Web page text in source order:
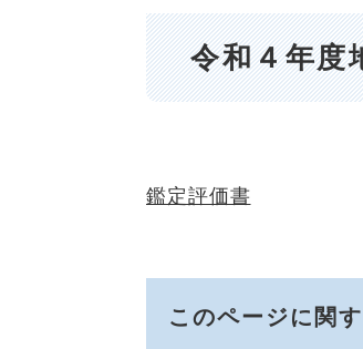
令和４年度
鑑定評価書
このページに関